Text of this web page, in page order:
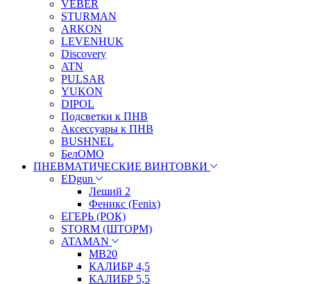
VEBER
STURMAN
ARKON
LEVENHUK
Discovery
ATN
PULSAR
YUKON
DIPOL
Подсветки к ПНВ
Аксессуары к ПНВ
BUSHNEL
БелОМО
ПНЕВМАТИЧЕСКИЕ ВИНТОВКИ
EDgun
Леший 2
Феникс (Fenix)
ЕГЕРЬ (РОК)
STORM (ШТОРМ)
ATAMAN
МВ20
КАЛИБР 4,5
КАЛИБР 5,5